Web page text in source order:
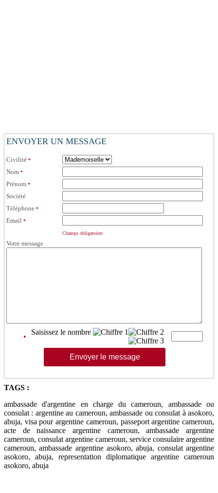
ENVOYER UN MESSAGE
Civilité *
Nom *
Prénom *
Société
Téléphone *
Email *
Champs obligatoires
Votre message
•
Saisissez le nombre
TAGS :
ambassade d'argentine en charge du cameroun, ambassade ou
consulat : argentine au cameroun, ambassade ou consulat à asokoro,
abuja, visa pour argentine cameroun, passeport argentine cameroun,
acte de naissance argentine cameroun, ambassade argentine
cameroun, consulat argentine cameroun, service consulaire argentine
cameroun, ambassade argentine asokoro, abuja, consulat argentine
asokoro, abuja, representation diplomatique argentine cameroun
asokoro, abuja